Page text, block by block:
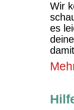
Wir
es